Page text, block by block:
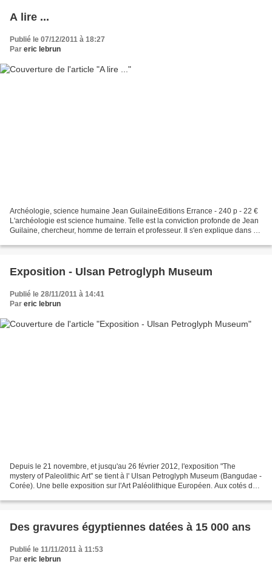
A lire ...
Publié le 07/12/2011 à 18:27
Par eric lebrun
Archéologie, science humaine Jean GuilaineEditions Errance - 240 p - 22 €
L'archéologie est science humaine. Telle est la conviction profonde de Jean
Guilaine, chercheur, homme de terrain et professeur. Il s'en explique dans un
Exposition - Ulsan Petroglyph Museum
Publié le 28/11/2011 à 14:41
Par eric lebrun
Depuis le 21 novembre, et jusqu'au 26 février 2012, l'exposition "The
mystery of Paleolithic Art" se tient à l' Ulsan Petroglyph Museum (Bangudae -
Corée). Une belle exposition sur l'Art Paléolithique Européen. Aux cotés de
Des gravures égyptiennes datées à 15 000 ans
Publié le 11/11/2011 à 11:53
Par eric lebrun